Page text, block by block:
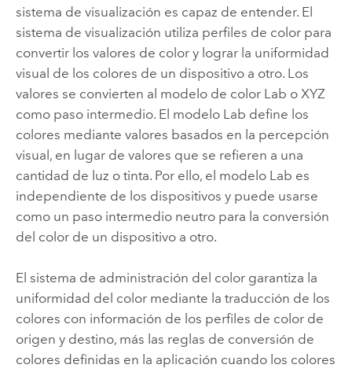
sistema de visualización es capaz de entender. El
sistema de visualización utiliza perfiles de color para
convertir los valores de color y lograr la uniformidad
visual de los colores de un dispositivo a otro. Los
valores se convierten al modelo de color Lab o XYZ
como paso intermedio. El modelo Lab define los
colores mediante valores basados en la percepción
visual, en lugar de valores que se refieren a una
cantidad de luz o tinta. Por ello, el modelo Lab es
independiente de los dispositivos y puede usarse
como un paso intermedio neutro para la conversión
del color de un dispositivo a otro.
El sistema de administración del color garantiza la
uniformidad del color mediante la traducción de los
colores con información de los perfiles de color de
origen y destino, más las reglas de conversión de
colores definidas en la aplicación cuando los colores